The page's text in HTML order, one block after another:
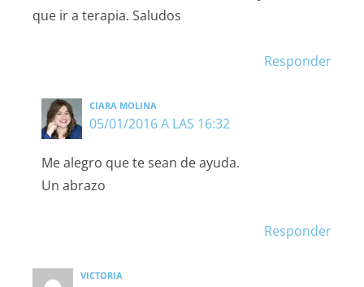
que ir a terapia. Saludos
Responder
CIARA MOLINA
05/01/2016 A LAS 16:32
Me alegro que te sean de ayuda.
Un abrazo
Responder
VICTORIA